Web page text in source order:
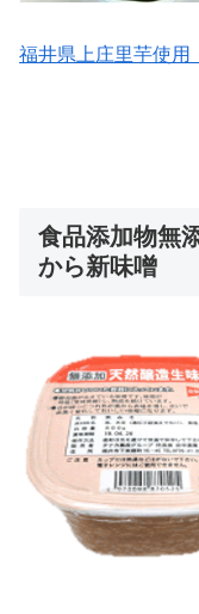
福井県上庄里芋使用
食品添加物無
から新味噌